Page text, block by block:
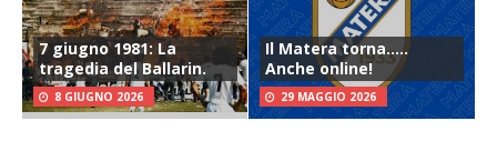
7 giugno 1981: La
tragedia del Ballarin.
8 GIUGNO 2026
Il Matera torna…..
Anche online!
29 MAGGIO 2026